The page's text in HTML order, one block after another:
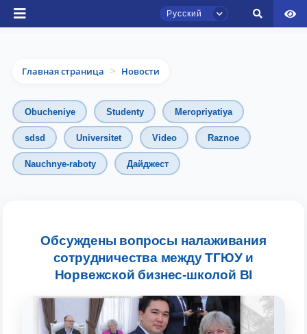
Русский
Главная страница > Новости
Obucheniye Studenty Meropriyatiya
sdsd Universitet Video Raznoe
Nauchnye-raboty Дайджест
Обсуждены вопросы налаживания
сотрудничества между ТГЮУ и
Норвежской бизнес-школой BI
Чат приёмной комиссии ТГЮУ
Оставляйте здесь свои обращения по
вопросам приёма.
Выберите тему — затем появятся
конкретные вопросы: